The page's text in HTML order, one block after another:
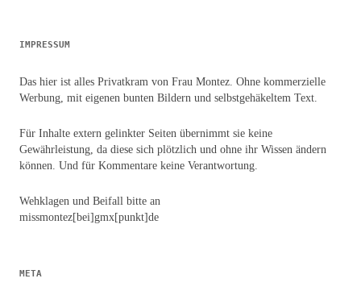
IMPRESSUM
Das hier ist alles Privatkram von Frau Montez. Ohne kommerzielle
Werbung, mit eigenen bunten Bildern und selbstgehäkeltem Text.
Für Inhalte extern gelinkter Seiten übernimmt sie keine
Gewährleistung, da diese sich plötzlich und ohne ihr Wissen ändern
können. Und für Kommentare keine Verantwortung.
Wehklagen und Beifall bitte an
missmontez[bei]gmx[punkt]de
META